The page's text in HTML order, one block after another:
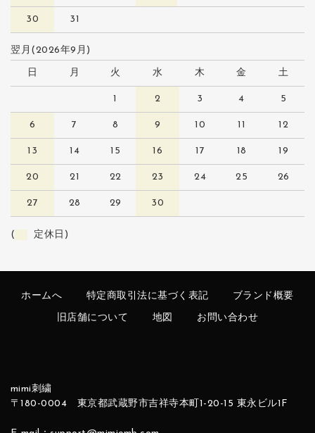
30 31
翌月(2026年9月)
日 月 火 水 木 金 土
1 2 3 4 5
6 7 8 9 10 11 12
13 14 15 16 17 18 19
20 21 22 23 24 25 26
27 28 29 30
( 定休日)
ホームへ 特定商取引法に基づく表記 ブランド概要
旧店舗について 地図 お問い合わせ
mimi刺繍
〒180-0004 東京都武蔵野市吉祥寺本町1-20-15 東永ビル1F